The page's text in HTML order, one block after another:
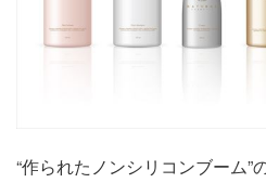
“作られたノンシリコンブーム”